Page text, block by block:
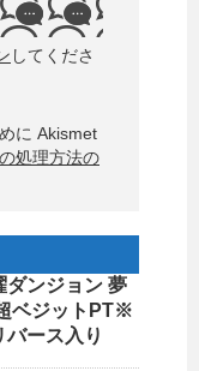
してくださ
に Akismet
処理方法の
ダンジョン 夢
ベジットPT※
バース入り